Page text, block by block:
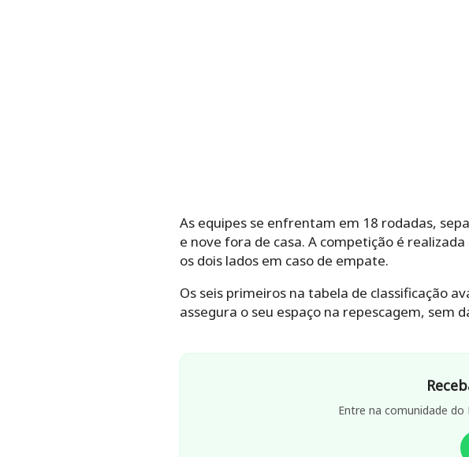
As equipes se enfrentam em 18 rodadas,
e nove fora de casa. A competição é
os dois lados em caso de empate.
Os seis primeiros na tabela de classificação
assegura o seu espaço na repescagem, sem
Entre na comunidade